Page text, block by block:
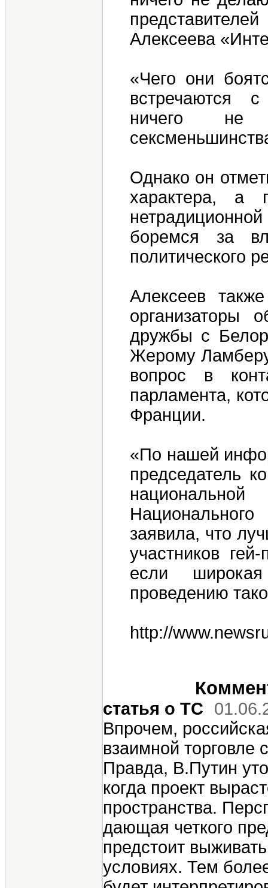
Алексеева
«Чего они
встречаются
ничего не
Однако он
характера, а
боремся за
политического
Алексеев
организаторы
дружбы с
Жерому
вопрос в
парламента,
Франции.
«По нашей
председатель
национальной
заявила, что
участников
если
проведению
http://
статья о ТС
Впрочем,
взаимной торговле
Правда, В.Путин
когда проект
пространства.
дающая четкого
предстоит
условиях. Тем